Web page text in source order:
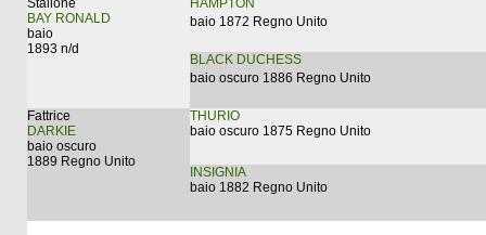
Stallone
BAY RONALD
baio
1893 n/d
HAMPTON
baio 1872 Regno Unito
BLACK DUCHESS
baio oscuro 1886 Regno Unito
Fattrice
DARKIE
baio oscuro
1889 Regno Unito
THURIO
baio oscuro 1875 Regno Unito
INSIGNIA
baio 1882 Regno Unito